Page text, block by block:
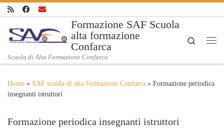
Skip to content
Formazione SAF Scuola
alta formazione
Confarca
Scuola di Alta Formazione Confarca
Search
Home » SAF scuola di alta formazione Confarca » Formazione periodica
insegnanti istruttori
Formazione periodica insegnanti istruttori